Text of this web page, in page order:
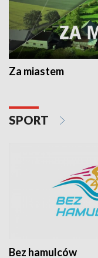
Za miastem
SPORT
Bez hamulców